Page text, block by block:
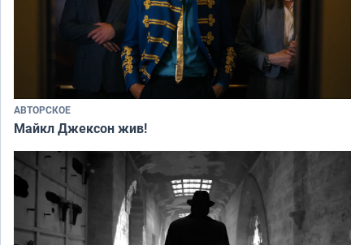
АВТОРСКОЕ
Майкл Джексон жив!